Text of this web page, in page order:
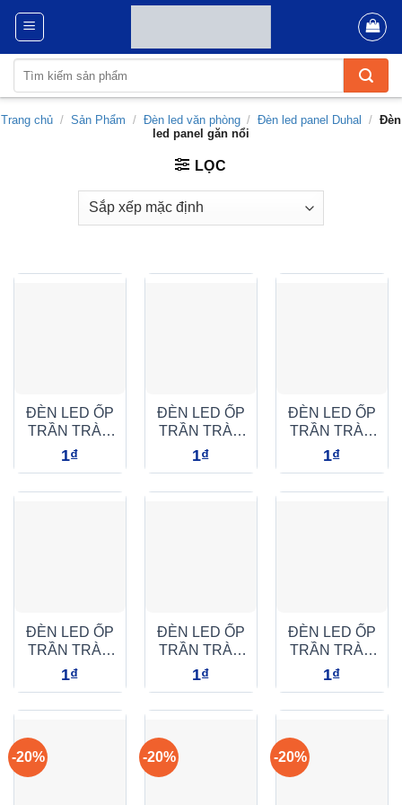
Skip
content
kiếm:
Trang chủ / Sản Phẩm / Đèn led văn phòng / Đèn led panel Duhal / Đèn
led panel găn nổi
LỌC
ĐÈN LED ỐP
TRẦN TRÀN
VIỀN
1₫
ĐÈN LED ỐP
TRẦN TRÀN
VIỀN
1₫
ĐÈN LED ỐP
TRẦN TRÀN
VIỀN
1₫
ĐÈN LED ỐP
TRẦN TRÀN
VIỀN
1₫
ĐÈN LED ỐP
TRẦN TRÀN
VIỀN
1₫
ĐÈN LED ỐP
TRẦN TRÀN
VIỀN 9W
1₫
-20% -20% -20%